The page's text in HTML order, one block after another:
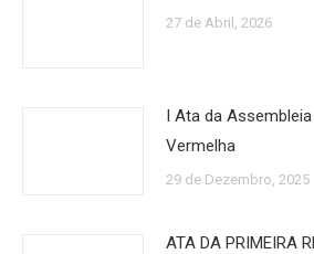
27 de Abril, 2026
I Ata da
Vermelha
29 de Dezembro, 2025
ATA DA PRIMEIRA